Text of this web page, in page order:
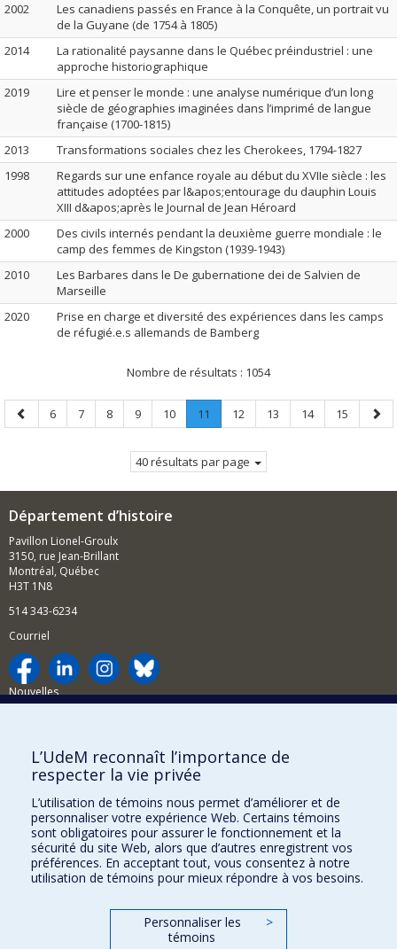
2002
Les canadiens passés en France à la Conquête, un portrait vu
de la Guyane (de 1754 à 1805)
2014
La rationalité paysanne dans le Québec préindustriel : une
approche historiographique
2019
Lire et penser le monde : une analyse numérique d’un long
siècle de géographies imaginées dans l’imprimé de langue
française (1700-1815)
2013
Transformations sociales chez les Cherokees, 1794-1827
1998
Regards sur une enfance royale au début du XVIIe siècle : les
attitudes adoptées par l&apos;entourage du dauphin Louis
XIII d&apos;après le Journal de Jean Héroard
2000
Des civils internés pendant la deuxième guerre mondiale : le
camp des femmes de Kingston (1939-1943)
2010
Les Barbares dans le De gubernatione dei de Salvien de
Marseille
2020
Prise en charge et diversité des expériences dans les camps
de réfugié.e.s allemands de Bamberg
Nombre de résultats : 1054
Page
précédente
Page
6 Page
7 Page
8 Page
9 Page
10 Page
11
Page
Page
12 Page
13 Page
14 Page
15
Page
40 résultats par page
Département d’histoire
Pavillon Lionel-Groulx
3150, rue Jean-Brillant
Montréal, Québec
H3T 1N8
514 343-6234
Courriel
Nouvelles
Comment soutenir le Département?
BESOIN D'AIDE?
Plan du site
Signaler une erreur
Accessibilité
FACULTÉ DES ARTS ET DES SCIENCES
Nos départements et écoles
L’UdeM reconnaît l’importance de
respecter la vie privée
L’utilisation de témoins nous permet d’améliorer et de
personnaliser votre expérience Web. Certains témoins
sont obligatoires pour assurer le fonctionnement et la
sécurité du site Web, alors que d’autres enregistrent vos
préférences. En acceptant tout, vous consentez à notre
utilisation de témoins pour mieux répondre à vos besoins.
Personnaliser les
témoins
>